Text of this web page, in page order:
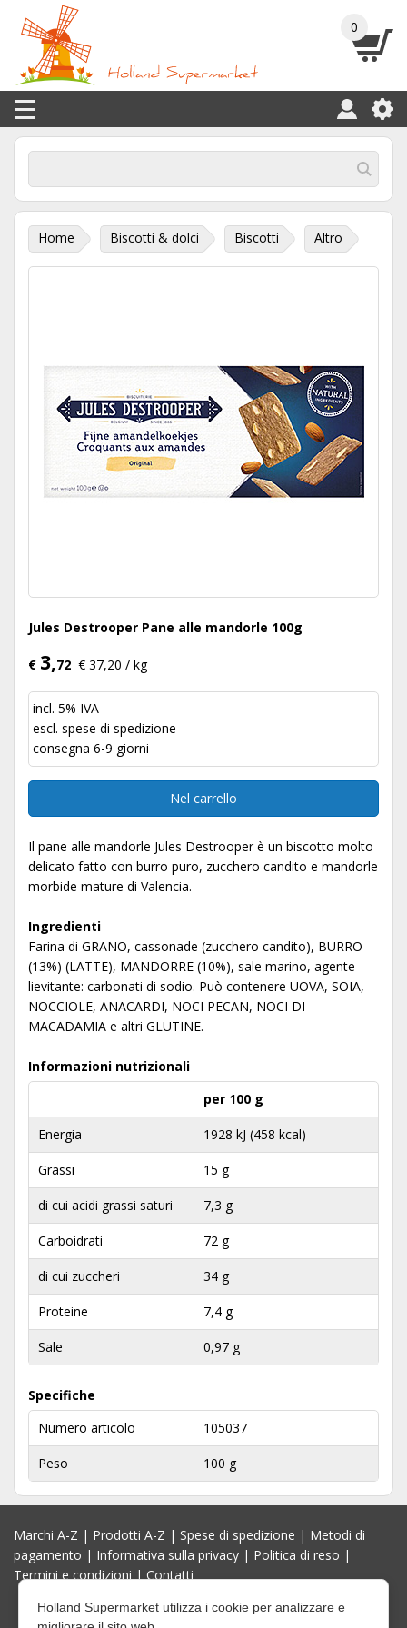
0
Home Biscotti & dolci Biscotti Altro
Jules Destrooper Pane alle mandorle 100g
€ 3,72 € 37,20 / kg
incl. 5% IVA
escl. spese di spedizione
consegna 6-9 giorni
Nel carrello
Il pane alle mandorle Jules Destrooper è un biscotto molto
delicato fatto con burro puro, zucchero candito e mandorle
morbide mature di Valencia.
Ingredienti
Farina di GRANO, cassonade (zucchero candito), BURRO
(13%) (LATTE), MANDORRE (10%), sale marino, agente
lievitante: carbonati di sodio. Può contenere UOVA, SOIA,
NOCCIOLE, ANACARDI, NOCI PECAN, NOCI DI
MACADAMIA e altri GLUTINE.
Informazioni nutrizionali
per 100 g
Energia 1928 kJ (458 kcal)
Grassi 15 g
di cui acidi grassi saturi 7,3 g
Carboidrati 72 g
di cui zuccheri 34 g
Proteine 7,4 g
Sale 0,97 g
Specifiche
Numero articolo
105037
Peso 100 g
Marchi A-Z | Prodotti A-Z | Spese di spedizione | Metodi di
pagamento | Informativa sulla privacy | Politica di reso |
Termini e condizioni|Contatti
Holland Supermarket utilizza i cookie per analizzare e